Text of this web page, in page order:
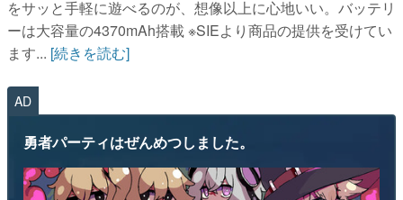
をサッと手軽に遊べるのが、想像以上に心地いい。バッテリ
ーは大容量の4370mAh搭載 ※SIEより商品の提供を受けてい
ます... [続きを読む]
AD
勇者パーティはぜんめつしました。